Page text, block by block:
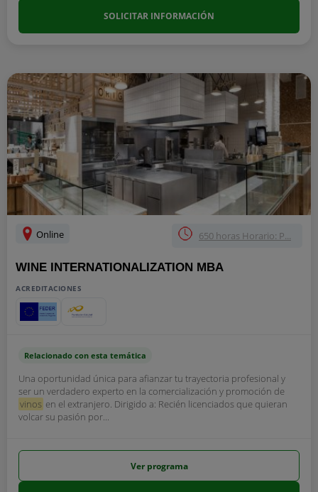
SOLICITAR INFORMACIÓN
Online 650 horas Horario: P...
WINE INTERNATIONALIZATION MBA
ACREDITACIONES
Relacionado con esta temática
Una oportunidad única para afianzar tu trayectoria profesional y
ser un verdadero experto en la comercialización y promoción de
vinos en el extranjero. Dirigido a: Recién licenciados que quieran
volcar su pasión por...
Ver programa